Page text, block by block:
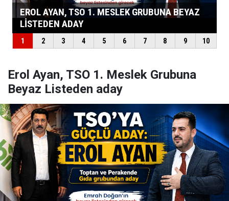
Erol Ayan, TSO 1. Meslek Grubuna
Beyaz Listeden aday